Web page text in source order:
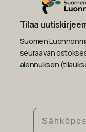
Tilaa
Suomen
seuraavan
alennuksen
Sähköposti